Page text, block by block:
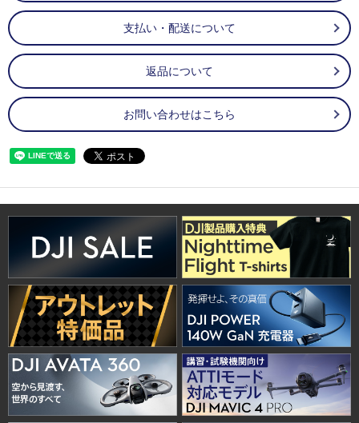
支払い・配送について
返品について
お問い合わせはこちら